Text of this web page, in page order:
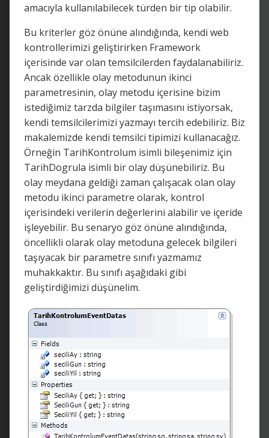
amacıyla kullanılabilecek türden bir tip olabilir.
Bu kriterler göz önüne alındığında, kendi web
kontrollerimizi geliştirirken Framework
içerisinde var olan temsilcilerden faydalanabiliriz.
Ancak özellikle olay metodunun ikinci
parametresinin, olay metodu içerisine bizim
istediğimiz tarzda bilgiler taşımasını istiyorsak,
kendi temsilcilerimizi yazmayı tercih edebiliriz. Biz
makalemizde kendi temsilci tipimizi kullanacağız.
Örneğin TarihKontrolum isimli bileşenimiz için
TarihDogrula isimli bir olay düşünebiliriz. Bu
olay meydana geldiği zaman çalışacak olan olay
metodu ikinci parametre olarak, kontrol
içerisindeki verilerin değerlerini alabilir ve içeride
işleyebilir. Bu senaryo göz önüne alındığında,
öncellikli olarak olay metoduna gelecek bilgileri
taşıyacak bir parametre sınıfı yazmamız
muhakkaktır. Bu sınıfı aşağıdaki gibi
geliştirdiğimizi düşünelim.